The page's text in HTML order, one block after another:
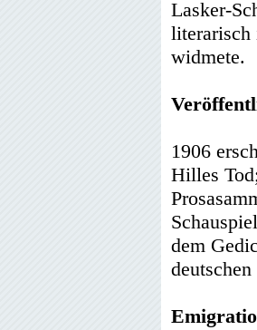
Lasker-
literarisch
widmete.
1906
Hilles
dem